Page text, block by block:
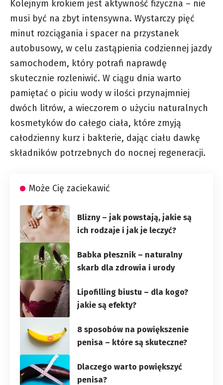
Kolejnym krokiem jest aktywność fizyczna – nie
musi być na zbyt intensywna. Wystarczy pięć
minut rozciągania i spacer na przystanek
autobusowy, w celu zastąpienia codziennej jazdy
samochodem, który potrafi naprawdę
skutecznie rozleniwić. W ciągu dnia warto
pamiętać o piciu wody w ilości przynajmniej
dwóch litrów, a wieczorem o użyciu naturalnych
kosmetyków do całego ciała, które zmyją
całodzienny kurz i bakterie, dając ciału dawkę
składników potrzebnych do nocnej regeneracji.
Może Cię zaciekawić
Blizny – jak powstają, jakie są
ich rodzaje i jak je leczyć?
Babka płesznik – naturalny
skarb dla zdrowia i urody
Lipofilling biustu – dla kogo?
jakie są efekty?
8 sposobów na powiększenie
penisa – które są skuteczne?
Dlaczego warto powiększyć
penisa?